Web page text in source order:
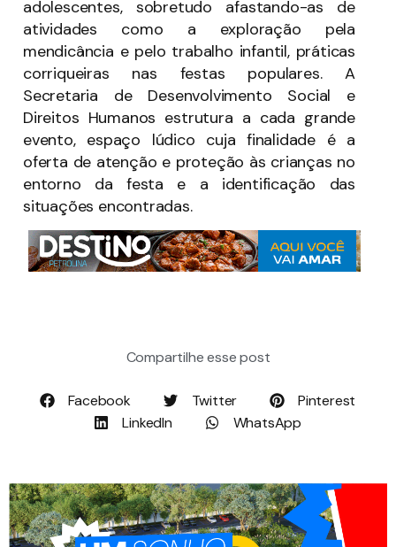
adolescentes, sobretudo afastando-as de
atividades como a exploração pela
mendicância e pelo trabalho infantil, práticas
corriqueiras nas festas populares. A
Secretaria de Desenvolvimento Social e
Direitos Humanos estrutura a cada grande
evento, espaço lúdico cuja finalidade é a
oferta de atenção e proteção às crianças no
entorno da festa e a identificação das
situações encontradas.
Compartilhe esse post
Facebook Twitter
Pinterest
LinkedIn
WhatsApp